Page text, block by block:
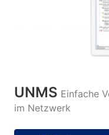
UNMS Einfache
im Netzwerk